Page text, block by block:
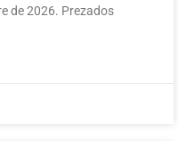
de 2026. Prezados